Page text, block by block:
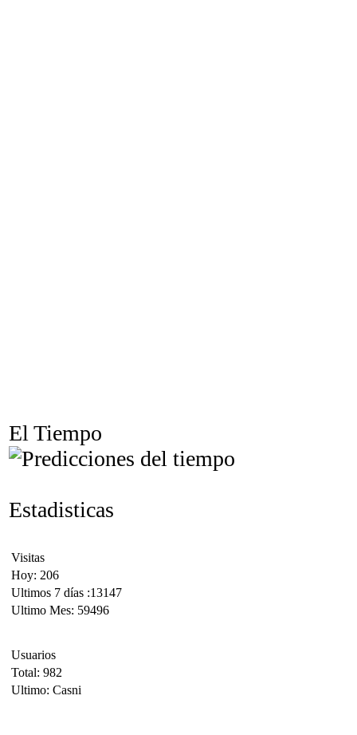
El Tiempo
Estadisticas
Visitas
Hoy: 206
Ultimos 7 días :13147
Ultimo Mes: 59496
Usuarios
Total: 982
Ultimo: Casni